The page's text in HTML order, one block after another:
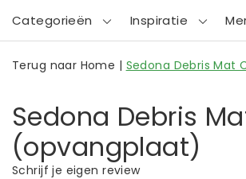
Categorieën Inspiratie
Terug naar Home | Sedona Debris Mat
Sedona Debris
(opvangplaat)
Schrijf je eigen review